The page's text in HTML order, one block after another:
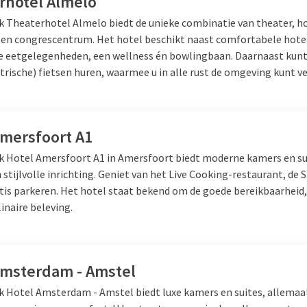
bij Van der Valk?
Valk? Dan kunt u een ruime keuze aan verse en smaakvolle
carte? Dan kunt
divers aanbod aan van zowel koude als warme gerechten. Bij
voor vlees-, vis-, of vegetarische gerechten.
en luxe bereide gerechten? Dan is een à la carte lunch een
Valk kunt u kiezen uit verschillende gerechten van de menukaart
door heerlijke seizoens- of streekgerechten die per hotel
Valk gerechten. Ook aan de jongere gasten is gedacht. Speciaal
worden zowel u als uw kind uitgedaagd om iets uit andere
Theaterhotel Almelo biedt de unieke combinatie van theater,
congrescentrum. Het hotel beschikt naast comfortabele
eetgelegenheden, een wellness én bowlingbaan. Daarnaast
fietsen huren, waarmee u in alle rust de omgeving kunt
A1
Hotel Amersfoort A1 in Amersfoort biedt moderne kamers en
inrichting. Geniet van het Live Cooking-restaurant, de
parkeren. Het hotel staat bekend om de goede
beleving.
- Amstel
Hotel Amsterdam - Amstel biedt luxe kamers en suites,